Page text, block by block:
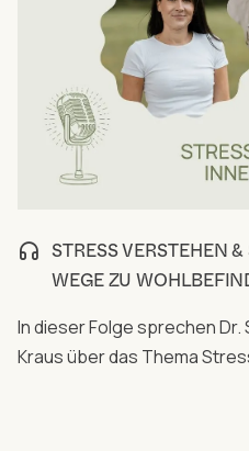
STRESS VERSTEHEN
WEGE ZU
In dieser Folge sprechen Dr.
Kraus über das Thema